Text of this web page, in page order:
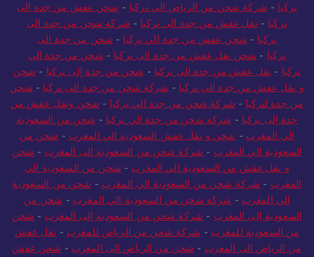
تركيا - شركة شحن من الرياض الي تركيا - شحن عفش من جدة الى
تركيا - نقل عفش من جدة الى تركيا - شركة شحن من جدة الى
تركيا - شحن عفش من جدة الي تركيا - شحن من جدة الى
تركيا - شحن نقل عفش من جدة الى تركيا - شحن من جدة الي
تركيا - نقل عفش من جدة الى تركيا - شحن من جدة إلى تركيا - شحن
و نقل عفش من جدة الى تركيا - شركة شحن من جدة الى تركيا - شحن
من جدة لتركيا - شركة شحن من جدة الي تركيا - شحن ونقل عفش من
جدة إلى تركيا - شركة شحن من جدة الي تركيا - شحن من السعودية
الي المغرب - شحن و نقل عفش السعودية الي المغرب - شحن من
السعودية الي المغرب - شركة شحن من السعودية الى المغرب - شحن
و نقل عفش من السعودية الي المغرب - شحن من السعودية الي
المغرب - شركة شحن من السعودية الي المغرب - شحن من السعودية
الي المغرب - شركة شحن من السعودية الي المغرب - شحن من
السعودية إلى المغرب - شركة شحن من السعودية إلى المغرب - شحن
من السعودية للمغرب - شركة شحن من الرياض للمغرب - نقل عفش
من الرياض الى المغرب - شحن من الرياض الى المغرب - شحن عفش